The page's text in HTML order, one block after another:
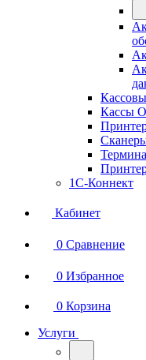
Кассы
1С-Коннект
Кабинет
0 Сравнение
0 Избранное
0 Корзина
Услуги